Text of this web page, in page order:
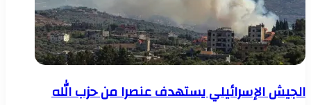
الجيش الإسرائيلي يستهدف عنصرا من حزب الله